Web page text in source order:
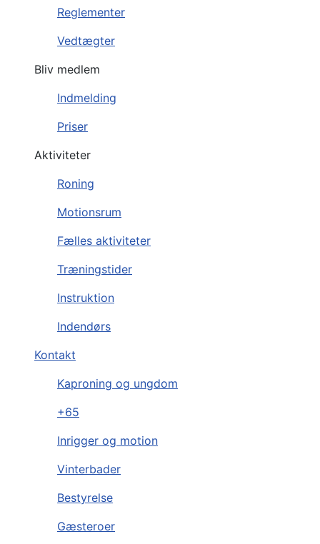
Reglementer
Vedtægter
Bliv medlem
Indmelding
Priser
Aktiviteter
Roning
Motionsrum
Fælles aktiviteter
Træningstider
Instruktion
Indendørs
Kontakt
Kaproning og ungdom
+65
Inrigger og motion
Vinterbader
Bestyrelse
Gæsteroer